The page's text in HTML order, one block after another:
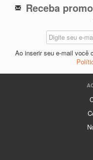
Receba
Ao inserir seu e-mail você